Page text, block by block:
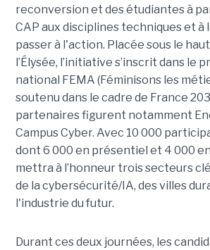
reconversion et des étudiantes à
CAP aux disciplines techniques et à
passer à l'action. Placée sous le
l’Élysée, l’initiative s’inscrit dans le
national FEMA (Féminisons les
soutenu dans le cadre de France
partenaires figurent notamment
Campus Cyber. Avec 10 000
dont 6 000 en présentiel et 4 000
mettra à l’honneur trois secteurs
de la cybersécurité/IA, des villes
l'industrie du futur.
Durant ces deux journées, les